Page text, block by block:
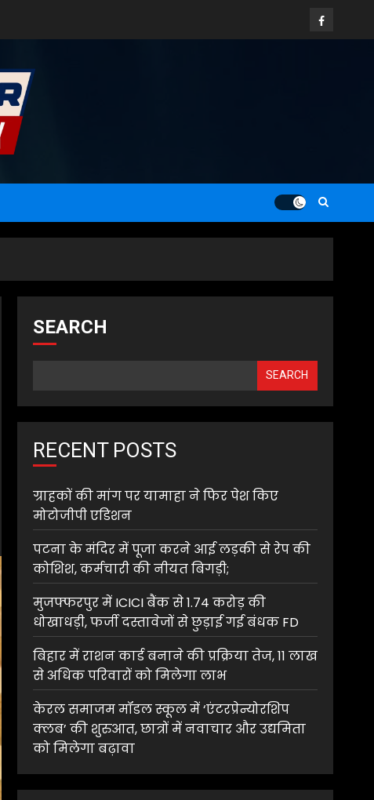
Facebook
SEARCH
SEARCH
RECENT POSTS
ग्राहकों की मांग पर यामाहा ने फिर पेश किए
मोटोजीपी एडिशन
पटना के मंदिर में पूजा करने आई लड़की से रेप की
कोशिश, कर्मचारी की नीयत बिगड़ी;
मुजफ्फरपुर में ICICI बैंक से 1.74 करोड़ की
धोखाधड़ी, फर्जी दस्तावेजों से छुड़ाई गई बंधक FD
बिहार में राशन कार्ड बनाने की प्रक्रिया तेज, 11 लाख
से अधिक परिवारों को मिलेगा लाभ
केरल समाजम मॉडल स्कूल में ‘एंटरप्रेन्योरशिप
क्लब’ की शुरुआत, छात्रों में नवाचार और उद्यमिता
को मिलेगा बढ़ावा